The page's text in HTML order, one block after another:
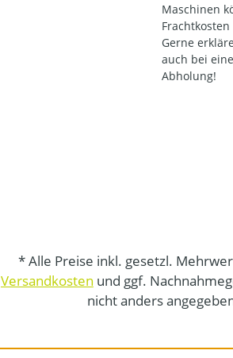
Maschinen
Gerne
auch bei
Abholung!
* Alle Preise inkl. gesetzl.
Versandkosten und ggf.
nicht anders